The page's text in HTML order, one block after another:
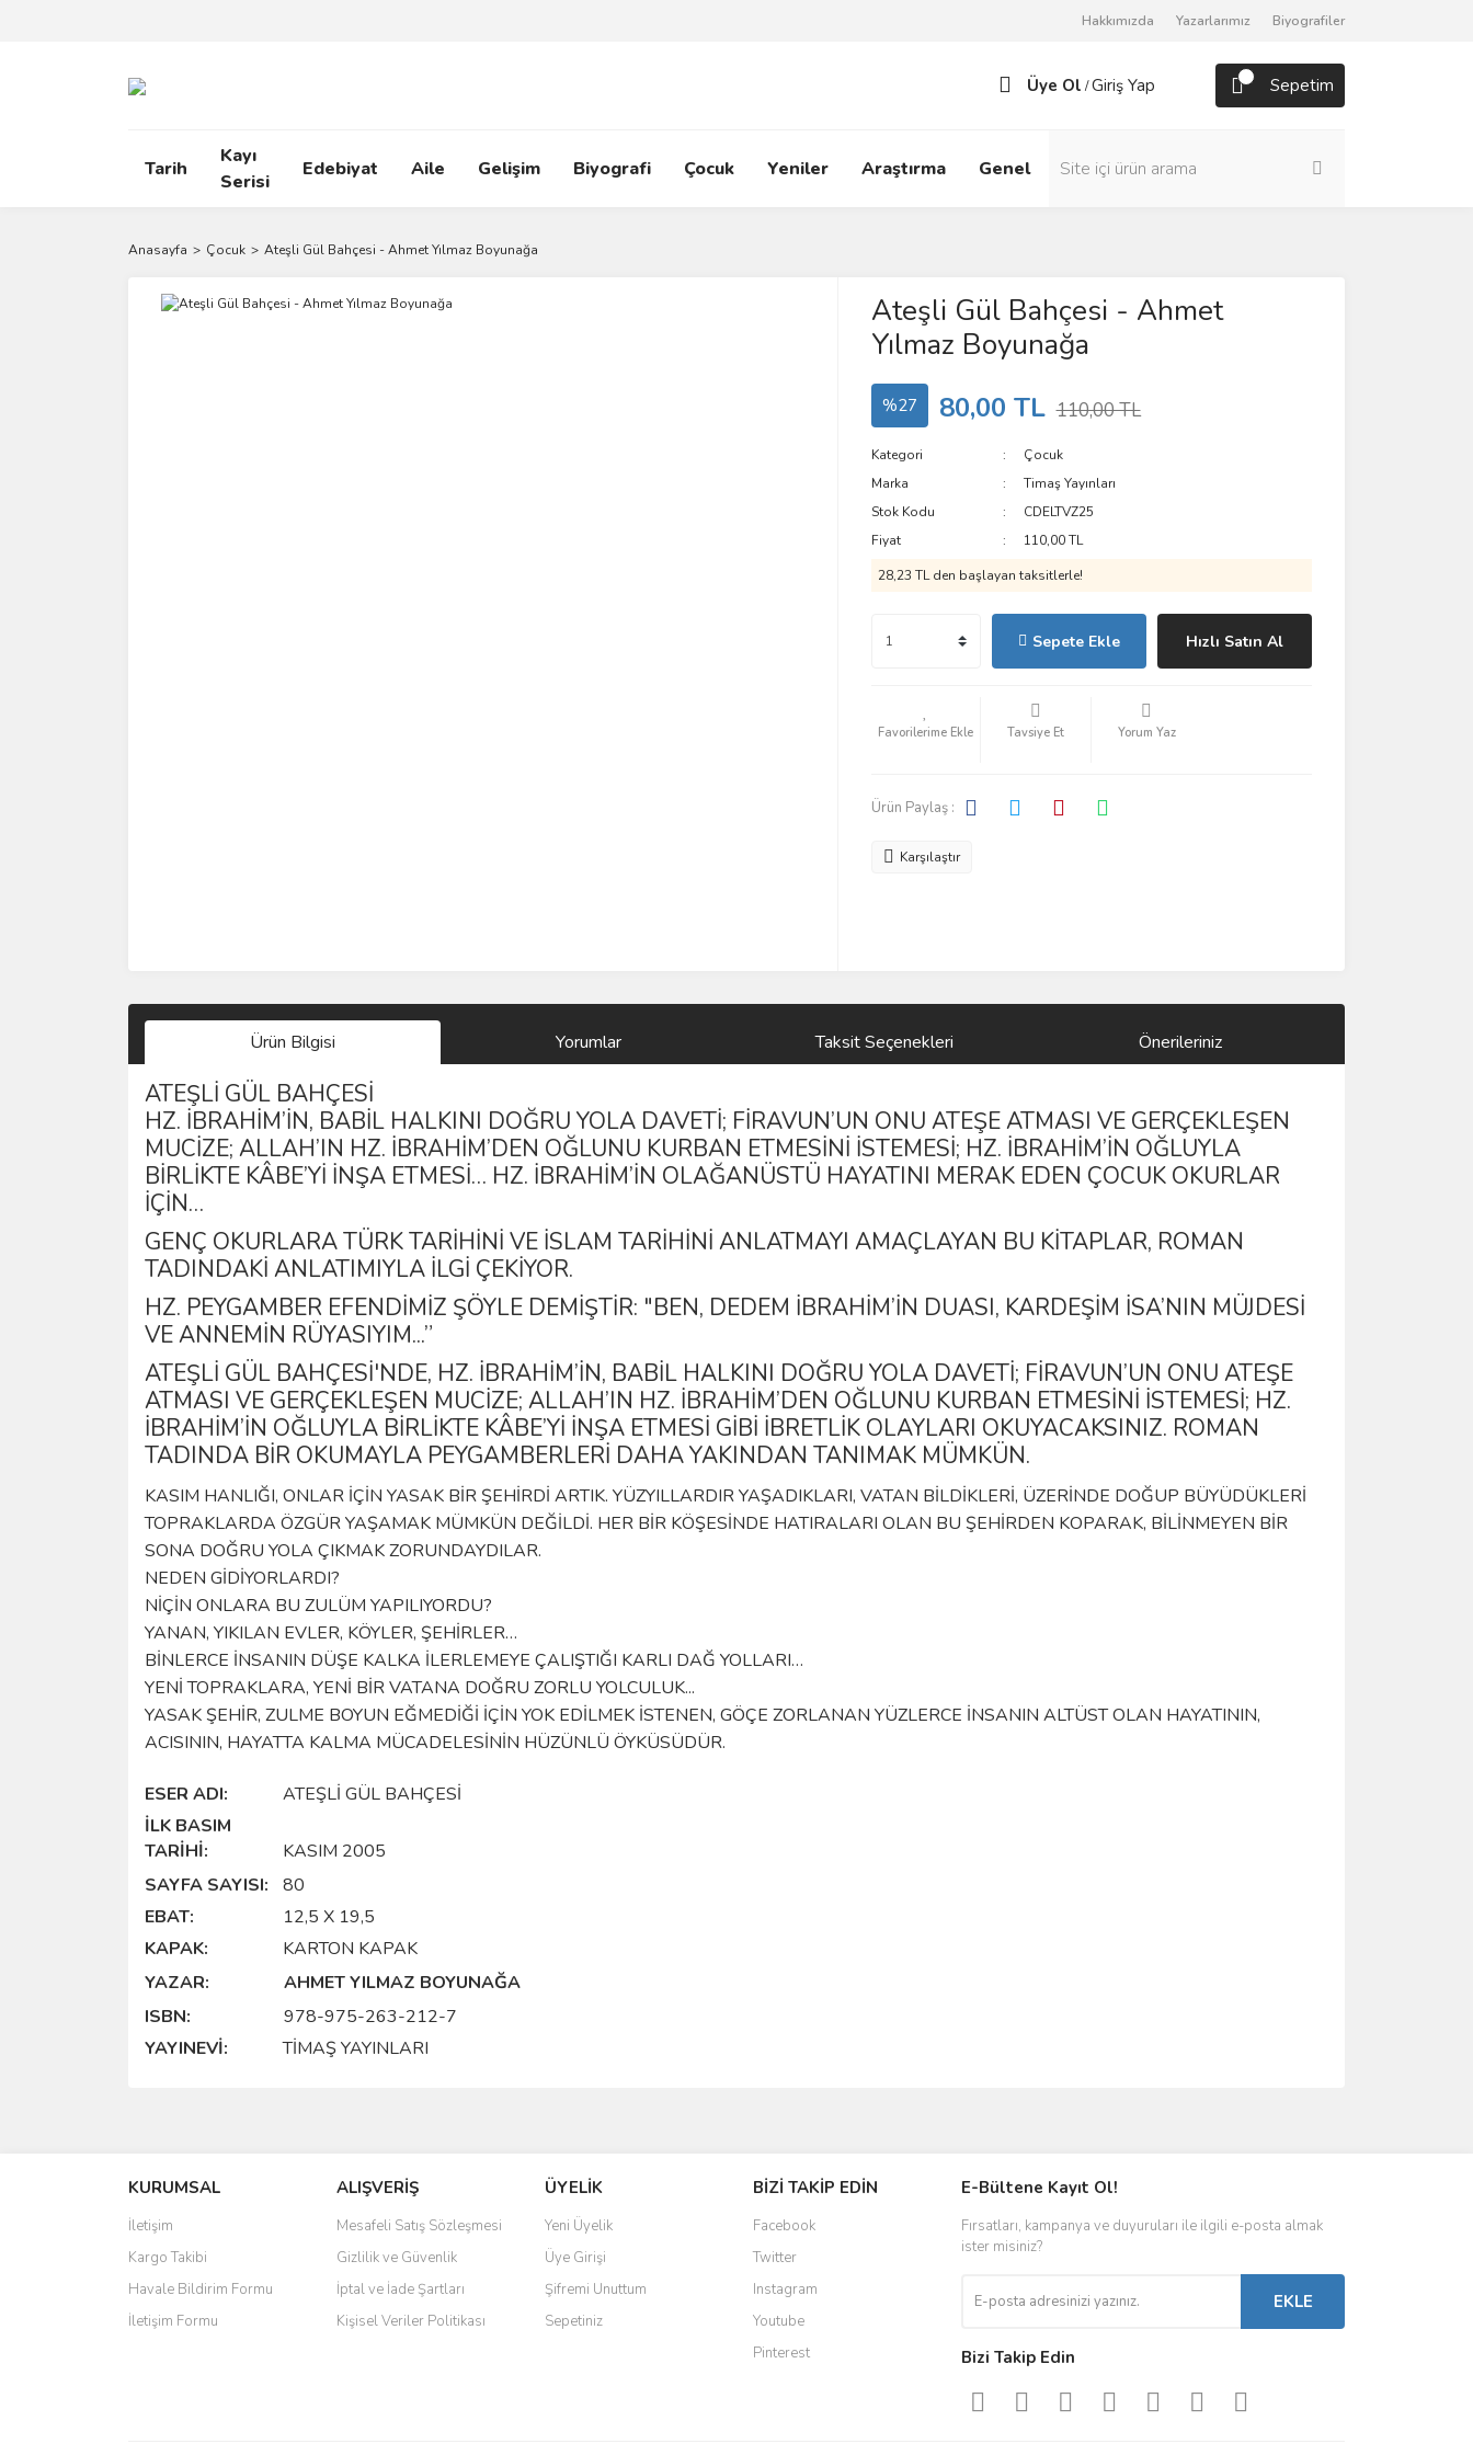
Hakkımızda Yazarlarımız Biyografiler
Üye Ol /Giriş Yap Sepetim
Tarih
Kayı
Serisi
Edebiyat Aile Gelişim Biyografi Çocuk Yeniler Araştırma Genel Roman
Anasayfa Çocuk Ateşli Gül Bahçesi - Ahmet Yılmaz Boyunağa
Ateşli Gül Bahçesi - Ahmet
Yılmaz Boyunağa
%27 80,00 TL 110,00 TL
Kategori
Çocuk
Marka
Timaş Yayınları
Stok Kodu
CDELTVZ25
Fiyat
110,00 TL
28,23 TL den başlayan taksitlerle!
Sepete Ekle Hızlı Satın Al
Tavsiye Et Yorum Yaz
Ürün Paylaş :
Karşılaştır
Ürün Bilgisi Yorumlar Taksit Seçenekleri Önerileriniz
ATEŞLİ GÜL BAHÇESİ
HZ. İBRAHIM’IN, BABIL HALKINI DOĞRU YOLA DAVETI; FIRAVUN’UN ONU ATEŞE ATMASI VE GERÇEKLEŞEN
MUCIZE; ALLAH’IN HZ. İBRAHIM’DEN OĞLUNU KURBAN ETMESINI ISTEMESI; HZ. İBRAHIM’IN OĞLUYLA
BIRLIKTE KÂBE’YI INŞA ETMESI… HZ. İBRAHIM’IN OLAĞANÜSTÜ HAYATINI MERAK EDEN ÇOCUK OKURLAR
IÇIN…
GENÇ OKURLARA TÜRK TARIHINI VE İSLAM TARIHINI ANLATMAYI AMAÇLAYAN BU KITAPLAR, ROMAN
TADINDAKI ANLATIMIYLA ILGI ÇEKIYOR.
HZ. PEYGAMBER EFENDIMIZ ŞÖYLE DEMIŞTIR: "BEN, DEDEM İBRAHIM’IN DUASI, KARDEŞIM İSA’NIN MÜJDESI
VE ANNEMIN RÜYASIYIM...”
ATEŞLI GÜL BAHÇESI'NDE, HZ. İBRAHIM’IN, BABIL HALKINI DOĞRU YOLA DAVETI; FIRAVUN’UN ONU ATEŞE
ATMASI VE GERÇEKLEŞEN MUCIZE; ALLAH’IN HZ. İBRAHIM’DEN OĞLUNU KURBAN ETMESINI ISTEMESI; HZ.
İBRAHIM’IN OĞLUYLA BIRLIKTE KÂBE’YI INŞA ETMESI GIBI IBRETLIK OLAYLARI OKUYACAKSINIZ. ROMAN
TADINDA BIR OKUMAYLA PEYGAMBERLERI DAHA YAKINDAN TANIMAK MÜMKÜN.
KASIM HANLIĞI, ONLAR IÇIN YASAK BIR ŞEHIRDI ARTIK. YÜZYILLARDIR YAŞADIKLARI, VATAN BILDIKLERI, ÜZERINDE DOĞUP BÜYÜDÜKLERI
TOPRAKLARDA ÖZGÜR YAŞAMAK MÜMKÜN DEĞILDI. HER BIR KÖŞESINDE HATIRALARI OLAN BU ŞEHIRDEN KOPARAK, BILINMEYEN BIR
SONA DOĞRU YOLA ÇIKMAK ZORUNDAYDILAR.
NEDEN GIDIYORLARDI?
NIÇIN ONLARA BU ZULÜM YAPILIYORDU?
YANAN, YIKILAN EVLER, KÖYLER, ŞEHIRLER…
BINLERCE INSANIN DÜŞE KALKA ILERLEMEYE ÇALIŞTIĞI KARLI DAĞ YOLLARI…
YENI TOPRAKLARA, YENI BIR VATANA DOĞRU ZORLU YOLCULUK...
YASAK ŞEHIR, ZULME BOYUN EĞMEDIĞI IÇIN YOK EDILMEK ISTENEN, GÖÇE ZORLANAN YÜZLERCE INSANIN ALTÜST OLAN HAYATININ,
ACISININ, HAYATTA KALMA MÜCADELESININ HÜZÜNLÜ ÖYKÜSÜDÜR.
ESER ADI:
ATEŞLI GÜL BAHÇESI
İLK BASIM
TARIHI:
KASIM 2005
SAYFA SAYISI:
80
EBAT:
12,5 X 19,5
KAPAK:
KARTON KAPAK
YAZAR:
AHMET YILMAZ BOYUNAĞA
ISBN:
978-975-263-212-7
YAYINEVI:
TIMAŞ YAYINLARI
YORUM YAZ
ÜRÜN RESMI KALITESIZ, BOZUK VEYA GÖRÜNTÜLENEMIYOR.
ÜRÜN BILGILERINDE HATALAR BULUNUYOR.
ÜRÜN FIYATI DIĞER SITELERDEN DAHA PAHALI.
BU ÜRÜNE BENZER FARKLI ALTERNATIFLER OLMALI.
KURUMSAL
İletişim
Kargo Takibi
Havale Bildirim Formu
İletişim Formu
ALIŞVERİŞ
Mesafeli Satış Sözleşmesi
Gizlilik ve Güvenlik
İptal ve İade Şartları
Kişisel Veriler Politikası
ÜYELİK
Yeni Üyelik
Üye Girişi
Şifremi Unuttum
Sepetiniz
BİZİ TAKİP EDİN
Facebook
Twitter
Instagram
Youtube
Pinterest
E-Bültene Kayıt Ol!
Fırsatları, kampanya ve duyuruları ile ilgili e-posta almak
ister misiniz?
EKLE
Bizi Takip Edin